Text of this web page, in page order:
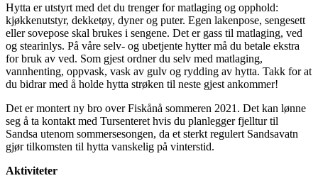
Hytta er utstyrt med det du trenger for matlaging og opphold:
kjøkkenutstyr, dekketøy, dyner og puter. Egen lakenpose, sengesett
eller sovepose skal brukes i sengene. Det er gass til matlaging, ved
og stearinlys. På våre selv- og ubetjente hytter må du betale ekstra
for bruk av ved. Som gjest ordner du selv med matlaging,
vannhenting, oppvask, vask av gulv og rydding av hytta. Takk for at
du bidrar med å holde hytta strøken til neste gjest ankommer!
Det er montert ny bro over Fiskånå sommeren 2021. Det kan lønne
seg å ta kontakt med Tursenteret hvis du planlegger fjelltur til
Sandsa utenom sommersesongen, da et sterkt regulert Sandsavatn
gjør tilkomsten til hytta vanskelig på vinterstid.
Aktiviteter